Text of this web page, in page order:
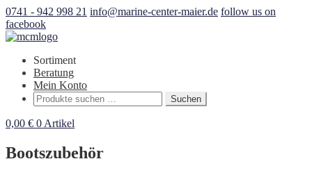
0741 - 942 998 21 info@marine-center-maier.de follow us on
facebook
Sortiment
Beratung
Mein Konto
Suchen
nach:
Suchen
0,00 € 0 Artikel
Bootszubehör